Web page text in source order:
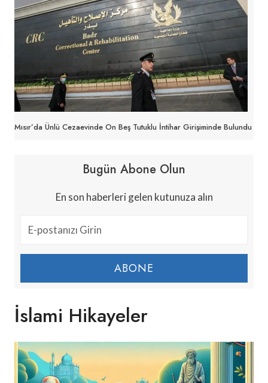
Mısır’da Ünlü Cezaevinde On Beş Tutuklu İntihar Girişiminde Bulundu
Bugün Abone Olun
En son haberleri gelen kutunuza alın
ABONE
İslami Hikayeler